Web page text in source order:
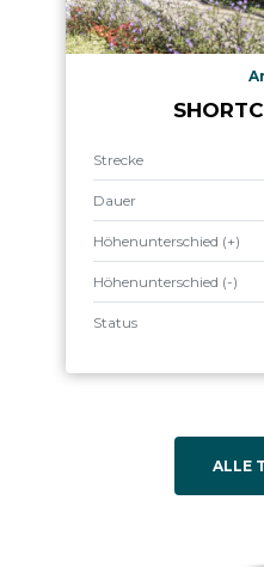
Strecke
Dauer
Höhenunterschied (+)
Höhenunterschied (-)
Status
ALLE